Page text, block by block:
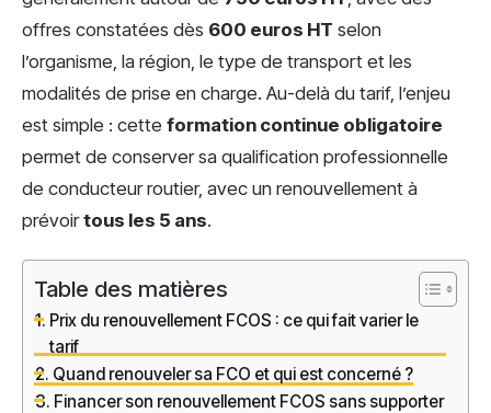
offres constatées dès 600 euros HT selon
l’organisme, la région, le type de transport et les
modalités de prise en charge. Au-delà du tarif, l’enjeu
est simple : cette formation continue obligatoire
permet de conserver sa qualification professionnelle
de conducteur routier, avec un renouvellement à
prévoirtous les 5 ans.
Table des matières
Prix du renouvellement FCOS : ce qui fait varier le
tarif
Quand renouveler sa FCO et qui est concerné ?
Financer son renouvellement FCOS sans supporter